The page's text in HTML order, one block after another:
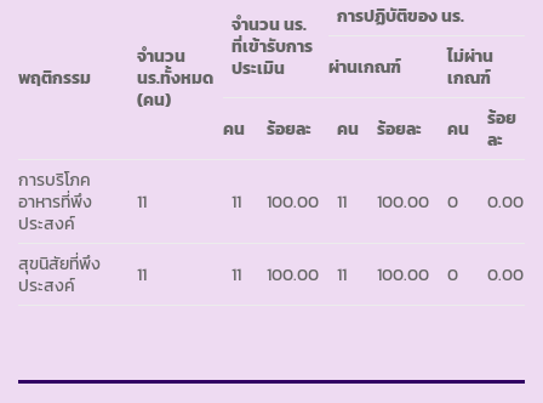
พฤติกรรม
จำนวน
นร.ทั้งหมด
(คน)
จำนวน นร.
ที่เข้ารับการ
ประเมิน
การปฏิบัติของ นร.
ผ่านเกณฑ์
ไม่ผ่าน
เกณฑ์
คน
ร้อยละ คน ร้อยละ คน
ร้อย
ละ
การบริโภค
อาหารที่พึง
ประสงค์
11 11 100.00 11 100.00 0 0.00
สุขนิสัยที่พึง
ประสงค์
11 11 100.00 11 100.00 0 0.00